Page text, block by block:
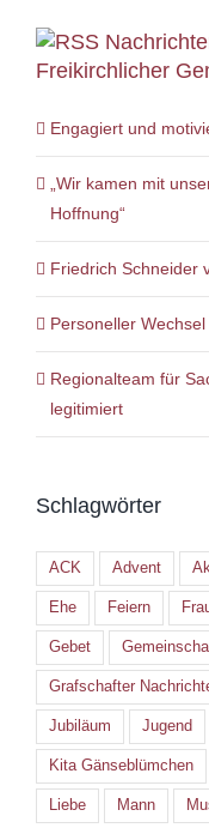
Freikirchlicher
Engagiert und
„Wir kamen mit
Hoffnung“
Friedrich Schneider
Personeller
Regionalteam für
legitimiert
Schlagwörter
ACK Advent
Ehe Feiern
Gebet
Grafschafter
Jubiläum Jugend
Kita Gänseblümchen
Liebe Mann